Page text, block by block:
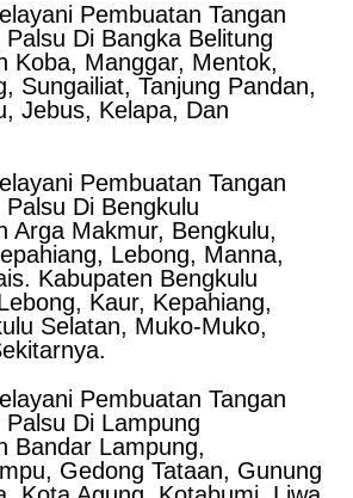
Pembuatan Tangan
Di Bangka Belitung
Koba, Manggar, Mentok,
Sungailiat, Tanjung Pandan,
Jebus, Kelapa, Dan
Pembuatan Tangan
Di Bengkulu
Arga Makmur, Bengkulu,
Lebong, Manna,
Kabupaten Bengkulu
Kaur, Kepahiang,
Selatan, Muko-Muko,
Pembuatan Tangan
Di Lampung
Bandar Lampung,
Gedong Tataan, Gunung